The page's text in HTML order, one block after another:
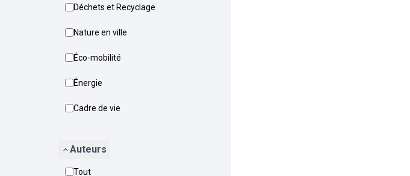
Déchets et Recyclage
Nature en ville
Éco-mobilité
Énergie
Cadre de vie
Auteurs
Tout